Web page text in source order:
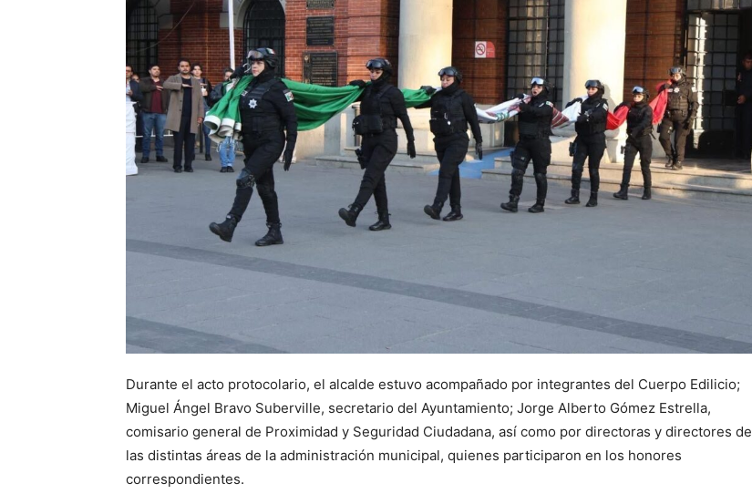
Durante el acto protocolario, el alcalde estuvo acompañado por integrantes del Cuerpo Edilicio;
Miguel Ángel Bravo Suberville, secretario del Ayuntamiento; Jorge Alberto Gómez Estrella,
comisario general de Proximidad y Seguridad Ciudadana, así como por directoras y directores de
las distintas áreas de la administración municipal, quienes participaron en los honores
correspondientes.